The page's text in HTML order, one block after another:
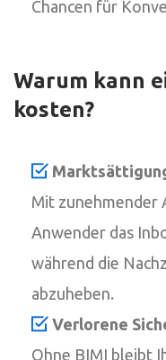
Chancen für
Warum kann
kosten?
Mit zunehmender
Anwender das
während die
abzuheben.
Verlorene
Ohne BIMI bleibt